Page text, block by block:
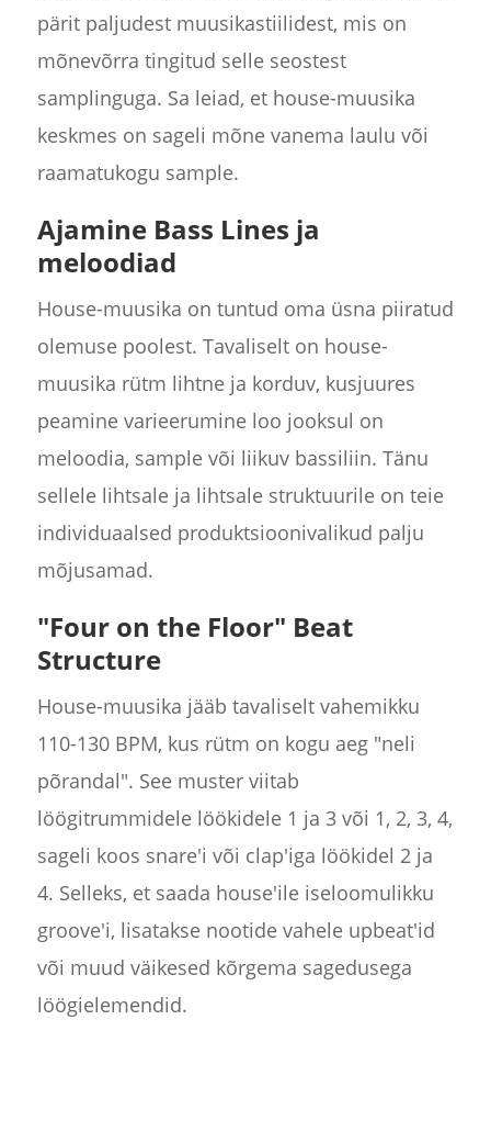
pärit paljudest muusikastiilidest, mis on
mõnevõrra tingitud selle seostest
samplinguga. Sa leiad, et house-muusika
keskmes on sageli mõne vanema laulu või
raamatukogu sample.
Ajamine Bass Lines ja
meloodiad
House-muusika on tuntud oma üsna piiratud
olemuse poolest. Tavaliselt on house-
muusika rütm lihtne ja korduv, kusjuures
peamine varieerumine loo jooksul on
meloodia, sample või liikuv bassiliin. Tänu
sellele lihtsale ja lihtsale struktuurile on teie
individuaalsed produktsioonivalikud palju
mõjusamad.
"Four on the Floor" Beat
Structure
House-muusika jääb tavaliselt vahemikku
110-130 BPM, kus rütm on kogu aeg "neli
põrandal". See muster viitab
löögitrummidele löökidele 1 ja 3 või 1, 2, 3, 4,
sageli koos snare'i või clap'iga löökidel 2 ja
4. Selleks, et saada house'ile iseloomulikku
groove'i, lisatakse nootide vahele upbeat'id
või muud väikesed kõrgema sagedusega
löögielemendid.